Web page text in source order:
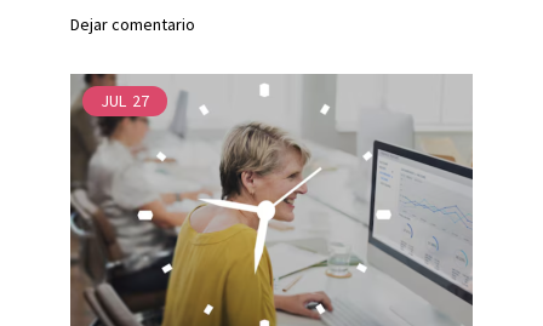
Dejar comentario
JUL 27